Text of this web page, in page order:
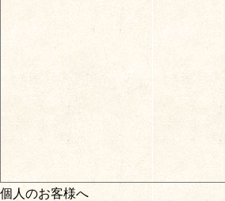
個人のお客様へ